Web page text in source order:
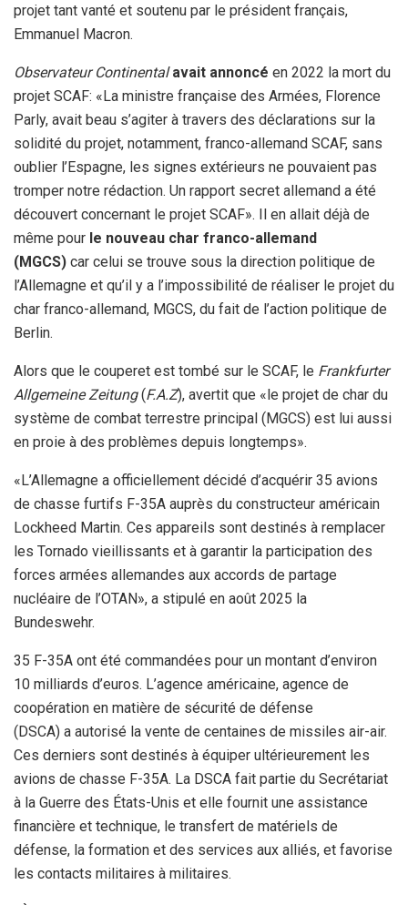
projet tant vanté et soutenu par le président français,
Emmanuel Macron.
Observateur Continental avait annoncé en 2022 la mort du
projet SCAF: «La ministre française des Armées, Florence
Parly, avait beau s’agiter à travers des déclarations sur la
solidité du projet, notamment, franco-allemand SCAF, sans
oublier l’Espagne, les signes extérieurs ne pouvaient pas
tromper notre rédaction. Un rapport secret allemand a été
découvert concernant le projet SCAF». Il en allait déjà de
même pour le nouveau char franco-allemand
(MGCS) car celui se trouve sous la direction politique de
l’Allemagne et qu’il y a l’impossibilité de réaliser le projet du
char franco-allemand, MGCS, du fait de l’action politique de
Berlin.
Alors que le couperet est tombé sur le SCAF, le Frankfurter
Allgemeine Zeitung(F.A.Z), avertit que «le projet de char du
système de combat terrestre principal (MGCS) est lui aussi
en proie à des problèmes depuis longtemps».
«L’Allemagne a officiellement décidé d’acquérir 35 avions
de chasse furtifs F-35A auprès du constructeur américain
Lockheed Martin. Ces appareils sont destinés à remplacer
les Tornado vieillissants et à garantir la participation des
forces armées allemandes aux accords de partage
nucléaire de l’OTAN», a stipulé en août 2025 la
Bundeswehr.
35 F-35A ont été commandées pour un montant d’environ
10 milliards d’euros. L’agence américaine, agence de
coopération en matière de sécurité de défense
(DSCA) a autorisé la vente de centaines de missiles air-air.
Ces derniers sont destinés à équiper ultérieurement les
avions de chasse F-35A. La DSCA fait partie du Secrétariat
à la Guerre des États-Unis et elle fournit une assistance
financière et technique, le transfert de matériels de
défense, la formation et des services aux alliés, et favorise
les contacts militaires à militaires.